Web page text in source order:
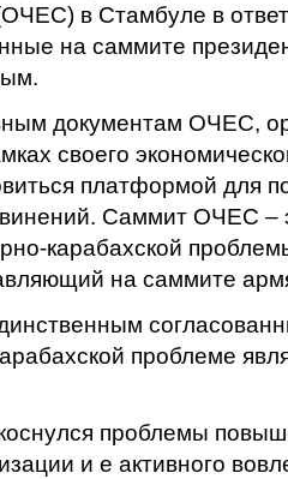
в Стамбуле в
на саммите
документам ОЧЕС,
своего
платформой для
Саммит ОЧЕС –
карабахской
на саммите
проблеме
проблемы
и е активного